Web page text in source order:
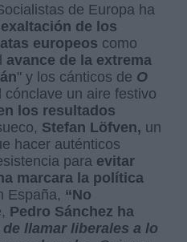
de Europa ha
de los
europeos como
avance de la extrema
" y los cánticos de O
cónclave un aire festivo
los resultados
Stefan Löfven, un
hacer auténticos
para evitar
marcara la política
España, “No
Pedro Sánchez ha
llamar liberales a lo